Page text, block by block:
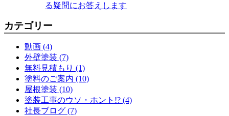
る疑問にお答えします
カテゴリー
動画 (4)
外壁塗装 (7)
無料見積もり (1)
塗料のご案内 (10)
屋根塗装 (10)
塗装工事のウソ・ホント!? (4)
社長ブログ (7)